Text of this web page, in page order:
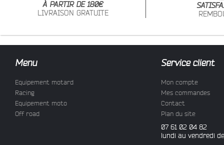
À PARTIR DE 180€
LIVRAISON GRATUITE
Menu
Equipement motard
Racing
Equipement moto
Off road
Service client
Mon compte
Mes commandes
Contact
Plan du site
07 61 02 04 82
lundi au vendredi